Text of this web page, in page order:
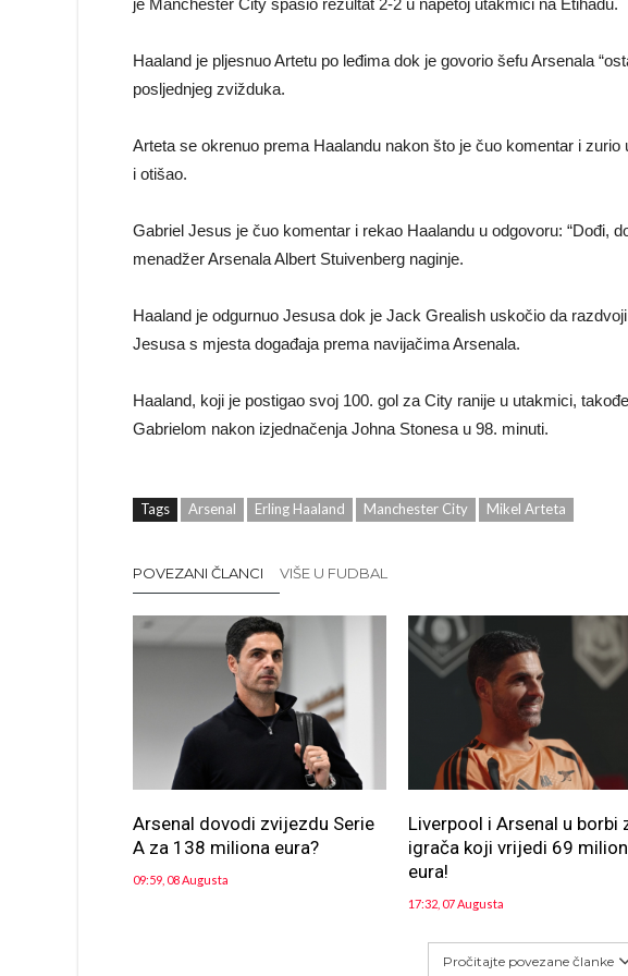
je Manchester City spasio rezultat 2-2 u napetoj utakmici na Etihadu.
Haaland je pljesnuo Artetu po leđima dok je govorio šefu Arsenala
posljednjeg zvižduka.
Arteta se okrenuo prema Haalandu nakon što je čuo komentar i
i otišao.
Gabriel Jesus je čuo komentar i rekao Haalandu u odgovoru: “Dođi,
menadžer Arsenala Albert Stuivenberg naginje.
Haaland je odgurnuo Jesusa dok je Jack Grealish uskočio da
Jesusa s mjesta događaja prema navijačima Arsenala.
Haaland, koji je postigao svoj 100. gol za City ranije u utakmici,
Gabrielom nakon izjednačenja Johna Stonesa u 98. minuti.
Tags Arsenal Erling Haaland Manchester City Mikel Arteta
POVEZANI ČLANCI VIŠE U FUDBAL
Arsenal dovodi zvijezdu Serie
A za 138 miliona eura?
09:59, 08 Augusta
Liverpool i Arsenal u borbi
igrača koji vrijedi 69
eura!
17:32, 07 Augusta
Pročitajte povezane članke